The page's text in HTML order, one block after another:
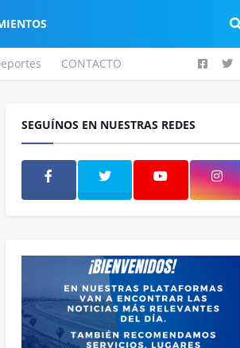
CONTACTO
SEGUÍNOS EN NUESTRAS REDES